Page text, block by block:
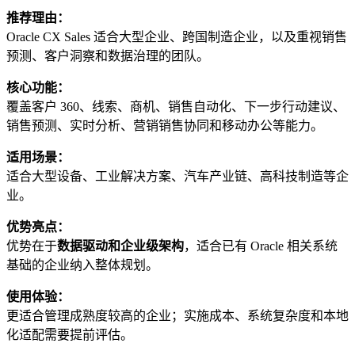
推荐理由：
Oracle CX Sales 适合大型企业、跨国制造企业，以及重视销售
预测、客户洞察和数据治理的团队。
核心功能：
覆盖客户 360、线索、商机、销售自动化、下一步行动建议、
销售预测、实时分析、营销销售协同和移动办公等能力。
适用场景：
适合大型设备、工业解决方案、汽车产业链、高科技制造等企
业。
优势亮点：
优势在于数据驱动和企业级架构，适合已有 Oracle 相关系统
基础的企业纳入整体规划。
使用体验：
更适合管理成熟度较高的企业；实施成本、系统复杂度和本地
化适配需要提前评估。